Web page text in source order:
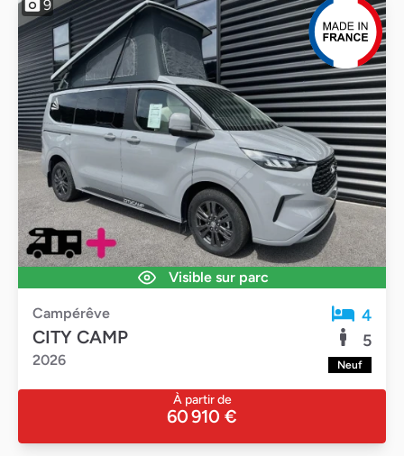
9
Visible sur parc
Campérêve
CITY CAMP
2026
4
5
Neuf
À partir de
60 910 €